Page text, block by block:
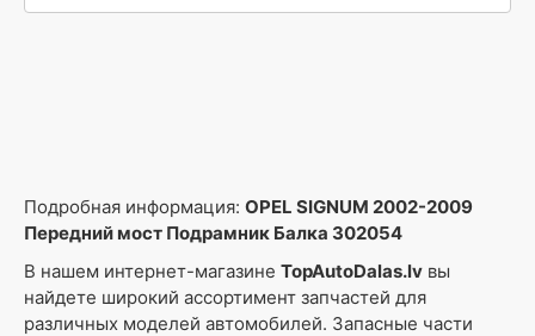
Подробная информация: OPEL SIGNUM 2002-2009
Передний мост Подрамник Балка 302054
В нашем интернет-магазине TopAutoDalas.lv вы
найдете широкий ассортимент запчастей для
различных моделей автомобилей. Запасные части